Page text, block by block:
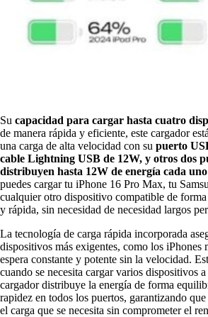
Su capacidad para cargar hasta cuatro
de manera rápida y eficiente, este cargador
una carga de alta velocidad con su puerto
cable Lightning USB de 12W, y otros dos
distribuyen hasta 12W de energía cada uno
puedes cargar tu iPhone 16 Pro Max, tu
cualquier otro dispositivo compatible de
y rápida, sin necesidad de necesidad largos
La tecnología de carga rápida incorporada
dispositivos más exigentes, como los iPhones
espera constante y potente sin la velocidad.
cuando se necesita cargar varios dispositivos
cargador distribuye la energía de forma
rapidez en todos los puertos, garantizando
el carga que se necesita sin comprometer el